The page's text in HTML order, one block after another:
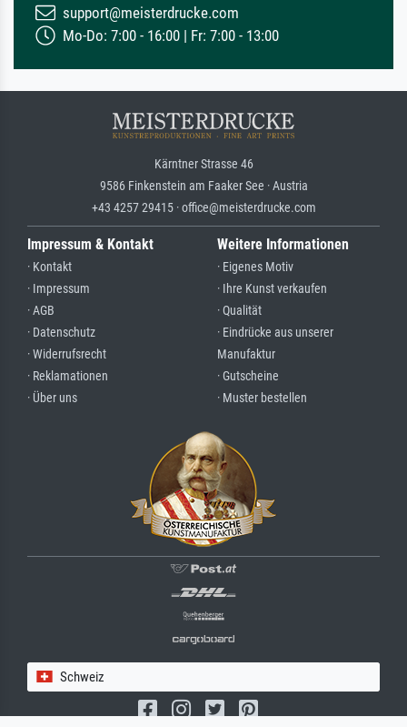
support@meisterdrucke.com
Mo-Do: 7:00 - 16:00 | Fr: 7:00 - 13:00
Kärntner Strasse 46
9586 Finkenstein am Faaker See · Austria
+43 4257 29415 · office@meisterdrucke.com
Impressum & Kontakt
· Kontakt
· Impressum
· AGB
· Datenschutz
· Widerrufsrecht
· Reklamationen
· Über uns
Weitere Informationen
· Eigenes Motiv
· Ihre Kunst verkaufen
· Qualität
· Eindrücke aus unserer
Manufaktur
· Gutscheine
· Muster bestellen
Schweiz